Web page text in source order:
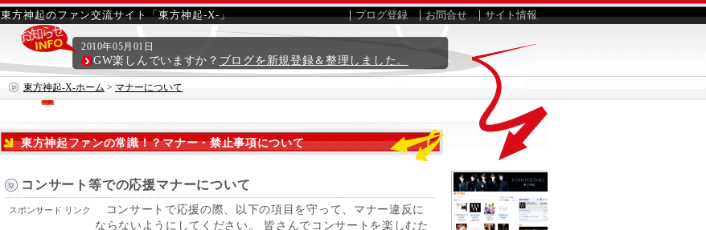
東方神起のファン交流サイト「東方神起-X-」
東方神起-X-ホーム > マナーについて
ブログ登録 お問合せ サイト情報
2010年05月01日
GW楽しんでいますか？ ブログを新規登録＆整理しました。
東方神起ファンの常識！？マナー・禁止事項について
コンサート等での応援マナーについて
スポンサード リンク
コンサートで応援の際、以下の項目を守って、マナー違反に
ならないようにしてください。 皆さんでコンサートを楽しむた